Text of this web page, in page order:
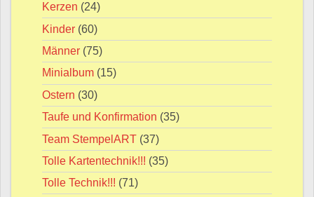
Kerzen (24)
Kinder (60)
Männer (75)
Minialbum (15)
Ostern (30)
Taufe und Konfirmation (35)
Team StempelART (37)
Tolle Kartentechnik!!! (35)
Tolle Technik!!! (71)